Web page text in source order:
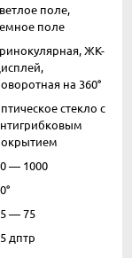
поле,
поле
ЖК-
на 360°
стекло с
— 1000
— 75
дптр